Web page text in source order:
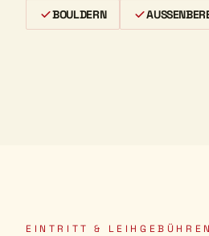
BOULDERN
EINTRITT & LEIHGEBÜHREN